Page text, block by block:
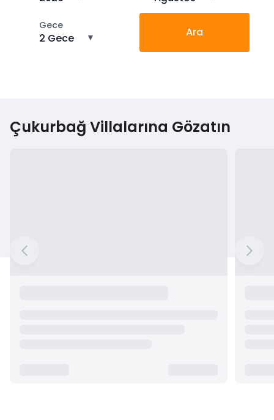
Gece
2 Gece ▼ Ara
Çukurbağ Villalarına Gözatın